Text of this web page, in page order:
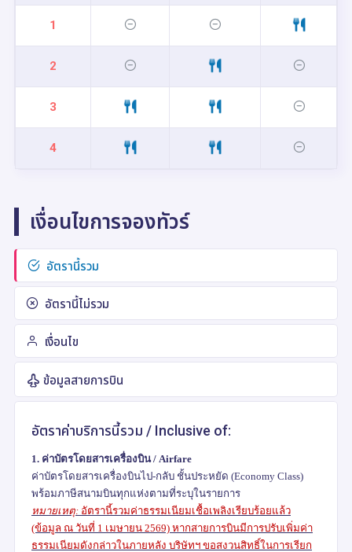
1
2
3
4
เงื่อนไขการจองทัวร์
อัตรานี้รวม
อัตรานี้ไม่รวม
เงื่อนไข
ข้อมูลสายการบิน
อัตราค่าบริการนี้รวม / Inclusive of:
1. ค่าบัตรโดยสารเครื่องบิน / Airfare
ค่าบัตรโดยสารเครื่องบินไป-กลับ ชั้นประหยัด (Economy Class)
พร้อมภาษีสนามบินทุกแห่งตามที่ระบุในรายการ
หมายเหตุ: อัตรานี้รวมค่าธรรมเนียมเชื้อเพลิงเรียบร้อยแล้ว
(ข้อมูล ณ วันที่ 1 เมษายน 2569) หากสายการบินมีการปรับเพิ่มค่า
ธรรมเนียมดังกล่าวในภายหลัง บริษัทฯ ขอสงวนสิทธิ์ในการเรียก